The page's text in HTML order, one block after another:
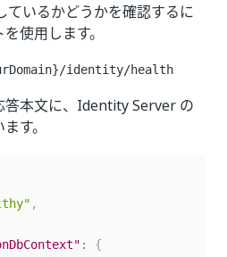
いるかどうかを確認するに
使用します。
identity/health
答本文に、Identity Server の
す。
,
:
{